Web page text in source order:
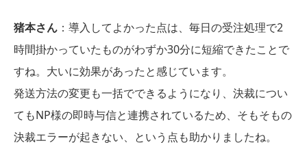
猪本さん ：導入してよかった点は、毎日の受注処理で2
時間掛かっていたものがわずか30分に短縮できたことで
すね。大いに効果があったと感じています。
発送方法の変更も一括でできるようになり、決裁につい
てもNP様の即時与信と連携されているため、そもそもの
決裁エラーが起きない、という点も助かりましたね。